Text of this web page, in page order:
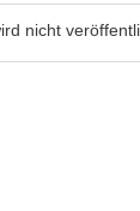
nicht